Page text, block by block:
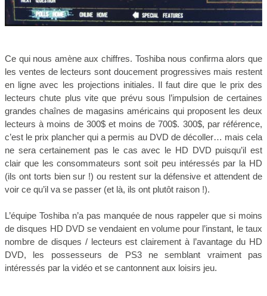
Ce qui nous amène aux chiffres. Toshiba nous confirma alors que
les ventes de lecteurs sont doucement progressives mais restent
en ligne avec les projections initiales. Il faut dire que le prix des
lecteurs chute plus vite que prévu sous l’impulsion de certaines
grandes chaînes de magasins américains qui proposent les deux
lecteurs à moins de 300$ et moins de 700$. 300$, par référence,
c’est le prix plancher qui a permis au DVD de décoller… mais cela
ne sera certainement pas le cas avec le HD DVD puisqu’il est
clair que les consommateurs sont soit peu intéressés par la HD
(ils ont torts bien sur !) ou restent sur la défensive et attendent de
voir ce qu’il va se passer (et là, ils ont plutôt raison !).
L’équipe Toshiba n’a pas manquée de nous rappeler que si moins
de disques HD DVD se vendaient en volume pour l’instant, le taux
nombre de disques / lecteurs est clairement à l’avantage du HD
DVD, les possesseurs de PS3 ne semblant vraiment pas
intéressés par la vidéo et se cantonnent aux loisirs jeu.